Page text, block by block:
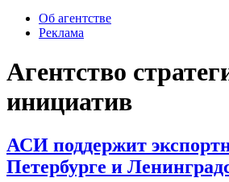
Об агентстве
Реклама
Агентство
инициатив
АСИ поддержит
Петербурге и